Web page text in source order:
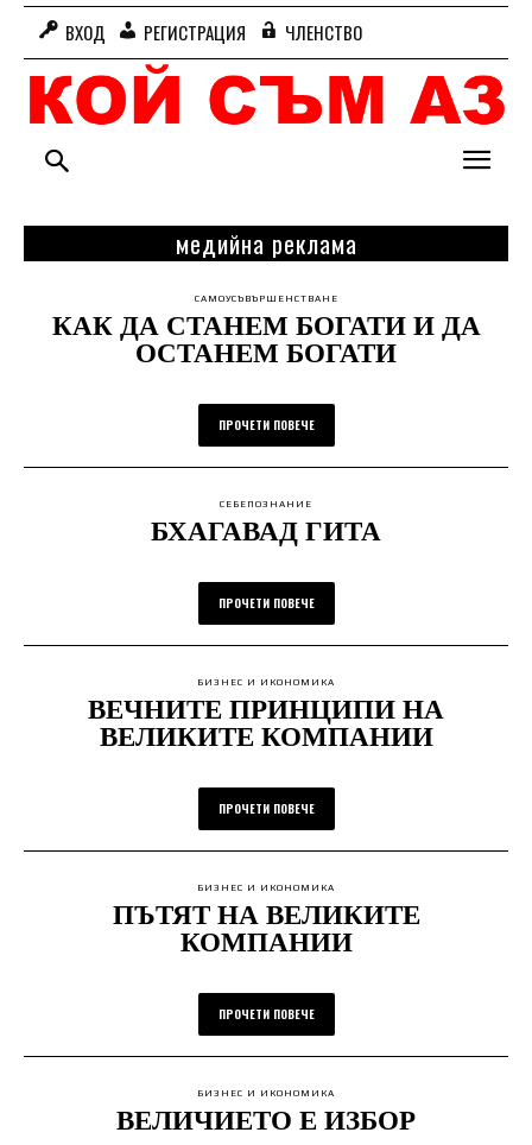
ВХОД РЕГИСТРАЦИЯ ЧЛЕНСТВО
медийна реклама
САМОУСЪВЪРШЕНСТВАНЕ
КАК ДА СТАНЕМ БОГАТИ И ДА
ОСТАНЕМ БОГАТИ
ПРОЧЕТИ ПОВЕЧЕ
СЕБЕПОЗНАНИЕ
БХАГАВАД ГИТА
ПРОЧЕТИ ПОВЕЧЕ
БИЗНЕС И ИКОНОМИКА
ВЕЧНИТЕ ПРИНЦИПИ НА
ВЕЛИКИТЕ КОМПАНИИ
ПРОЧЕТИ ПОВЕЧЕ
БИЗНЕС И ИКОНОМИКА
ПЪТЯТ НА ВЕЛИКИТЕ
КОМПАНИИ
ПРОЧЕТИ ПОВЕЧЕ
БИЗНЕС И ИКОНОМИКА
ВЕЛИЧИЕТО Е ИЗБОР